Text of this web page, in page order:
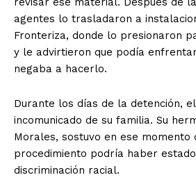
agentes lo trasladaron a
Fronteriza, donde lo presionaron
y le advirtieron que podía
negaba a hacerlo.
Durante los días de la detención,
incomunicado de su familia. Su
Morales, sostuvo en ese momento
procedimiento podría haber
discriminación racial.